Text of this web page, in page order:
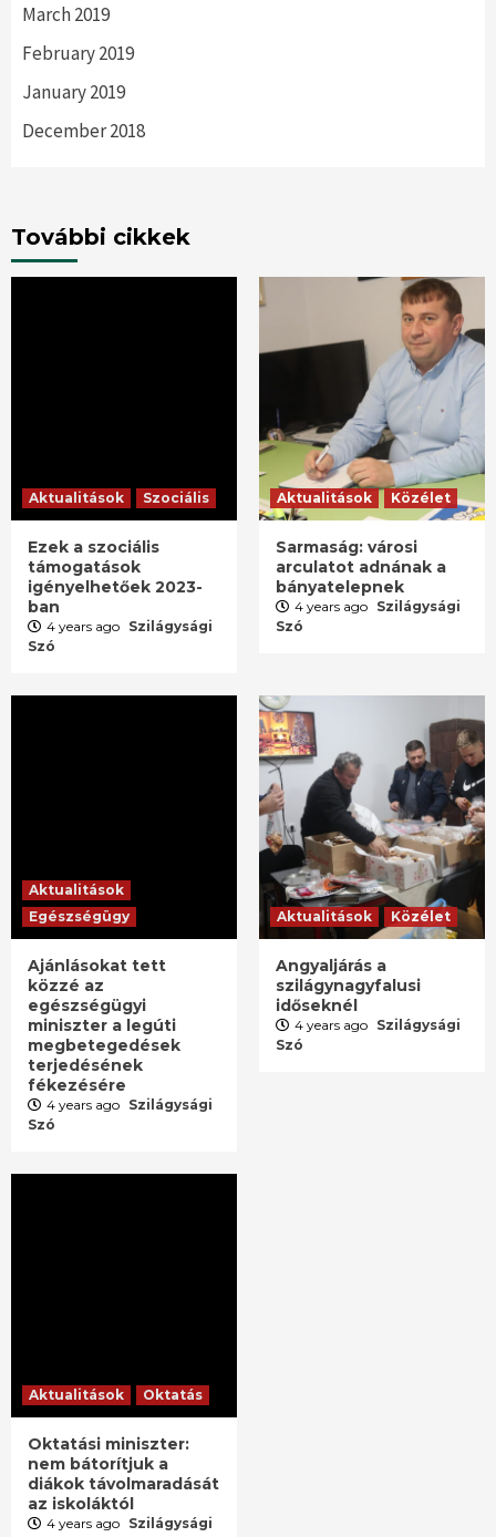
March 2019
February 2019
January 2019
December 2018
További cikkek
Aktualitások Szociális
Ezek a szociális
támogatások
igényelhetőek 2023-
ban
4 years ago Szilágysági
Szó
Aktualitások Közélet
Sarmaság: városi
arculatot adnának a
bányatelepnek
4 years ago Szilágysági
Szó
Aktualitások
Egészségügy
Ajánlásokat tett
közzé az
egészségügyi
miniszter a legúti
megbetegedések
terjedésének
fékezésére
4 years ago Szilágysági
Szó
Aktualitások Közélet
Angyaljárás a
szilágynagyfalusi
időseknél
4 years ago Szilágysági
Szó
Aktualitások Oktatás
Oktatási miniszter:
nem bátorítjuk a
diákok távolmaradását
az iskoláktól
4 years ago Szilágysági